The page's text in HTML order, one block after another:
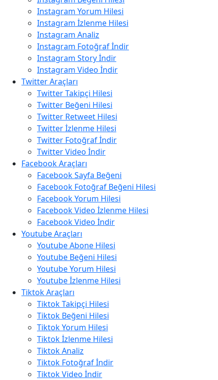
Instagram Yorum Hilesi
Instagram İzlenme Hilesi
Instagram Analiz
Instagram Fotoğraf İndir
Instagram Story İndir
Instagram Video İndir
Twitter Araçları
Twitter Takipçi Hilesi
Twitter Beğeni Hilesi
Twitter Retweet Hilesi
Twitter İzlenme Hilesi
Twitter Fotoğraf İndir
Twitter Video İndir
Facebook Araçları
Facebook Sayfa Beğeni
Facebook Fotoğraf Beğeni Hilesi
Facebook Yorum Hilesi
Facebook Video İzlenme Hilesi
Facebook Video İndir
Youtube Araçları
Youtube Abone Hilesi
Youtube Beğeni Hilesi
Youtube Yorum Hilesi
Youtube İzlenme Hilesi
Tiktok Araçları
Tiktok Takipçi Hilesi
Tiktok Beğeni Hilesi
Tiktok Yorum Hilesi
Tiktok İzlenme Hilesi
Tiktok Analiz
Tiktok Fotoğraf İndir
Tiktok Video İndir